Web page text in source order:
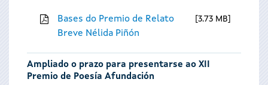
Bases do Premio de Relato
Breve Nélida Piñón
3.73 MB
Ampliado o prazo para presentarse ao XII
Premio de Poesía Afundación